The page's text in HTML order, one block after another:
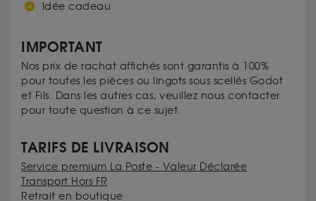
Idée cadeau
IMPORTANT
Nos prix de rachat affichés sont garantis à 100%
pour toutes les pièces ou lingots sous scellés Godot
et Fils. Dans les autres cas, veuillez nous contacter
pour toute question à ce sujet.
TARIFS DE LIVRAISON
Service premium La Poste - Valeur Déclarée
Transport Hors FR
Retrait en boutique